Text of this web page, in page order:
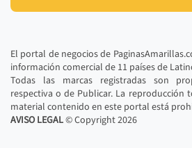
El portal de negocios de
información comercial de 11 países de
Todas las marcas registradas son
respectiva o de Publicar. La reproducción
material contenido en este portal está
AVISO LEGAL© Copyright2026